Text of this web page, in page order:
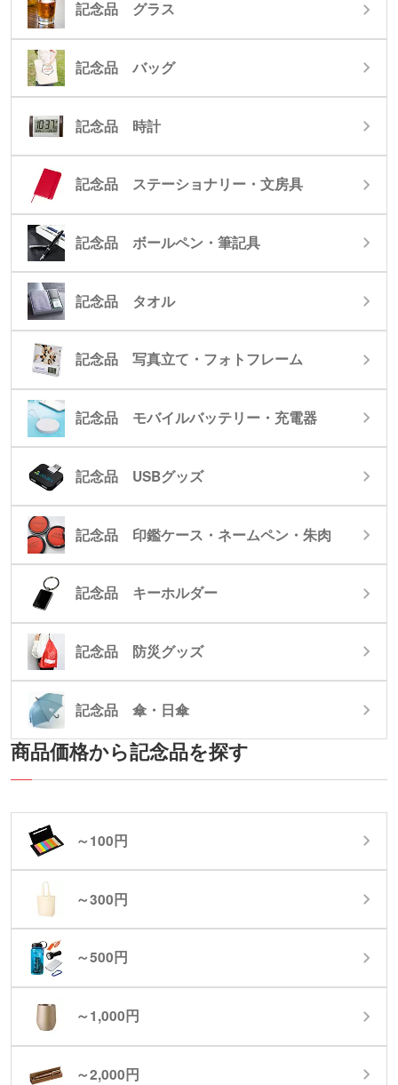
記念品 グラス
記念品 バッグ
記念品 時計
記念品 ステーショナリー・文房具
記念品 ボールペン・筆記具
記念品 タオル
記念品 写真立て・フォトフレーム
記念品 モバイルバッテリー・充電器
記念品 USBグッズ
記念品 印鑑ケース・ネームペン・朱肉
記念品 キーホルダー
記念品 防災グッズ
記念品 傘・日傘
商品価格から記念品を探す
～100円
～300円
～500円
～1,000円
～2,000円